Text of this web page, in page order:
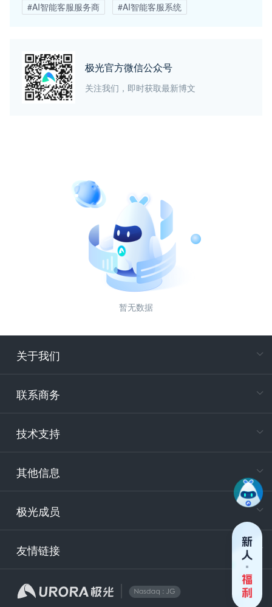
暂无数据
#AI智能客服服务商
#AI智能客服系统
极光官方微信公众号
关注我们，即时获取最新博文
关于我们
联系商务
技术支持
其他信息
极光成员
友情链接
电
400-
技
安
企